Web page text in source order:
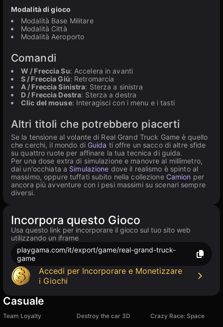
Modalità di gioco
Modalità Base Militare
Modalità Città
Modalità Aeroporto
Comandi
W / Freccia Su: Accelera in avanti
S / Freccia Giù: Retromarcia
A / Freccia Sinistra: Sterza a sinistra
D / Freccia Destra: Sterza a destra
Clic del mouse: Interagisci con i menu e i tasti
Altri titoli che potrebbero piacerti
Se la tensione al volante di Real Grand Truck Game è quello
che cerchi, il mondo di Guida ti offre un sacco di altre sfide
su quattro ruote per affinare la tua tecnica di guida.
Per una dose extra di simulazione e manovre al millimetro,
dai un'occhiata a Simulazione dove il realismo è spinto al
massimo, oppure tuffati subito nella collezione Camion per
ancora più avventure con i pesi massimi su scenari sempre
diversi.
Incorpora questo Gioco
Usa questo link per incorporare il gioco sul tuo sito web
utilizzando un iframe
playgama.com/it/export/game/real-grand-truck-
game
Accedi per Incorporare e Monetizzare
i Giochi
Casuale
Team Loyalty Destroy the car 3D
Crazy Race: Space